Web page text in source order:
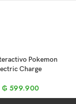
Pokemon
Charge
₲ 599.900